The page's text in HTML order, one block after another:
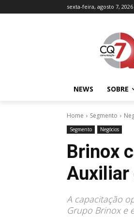
sexta-feira, agosto 7, 2026
NEWS SOBRE
Home Segmento
Segmento Negócios
Brinox
Auxiliar
A capacitação
Grupo Brinox e